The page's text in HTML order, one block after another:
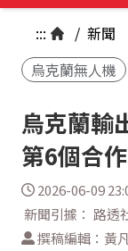
::: / 新聞
烏克蘭無人機
烏克蘭輸
第6個合
2026-06-09
新聞引據： 路透
撰稿編輯：黃